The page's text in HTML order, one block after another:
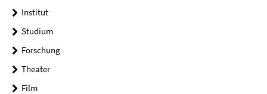
Institut
Studium
Forschung
Theater
Film